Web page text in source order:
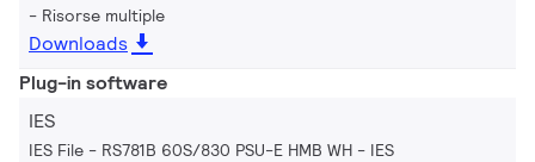
Risorse multiple
Downloads
Plug-in software
IES
IES File - RS781B 60S/830 PSU-E HMB WH IES